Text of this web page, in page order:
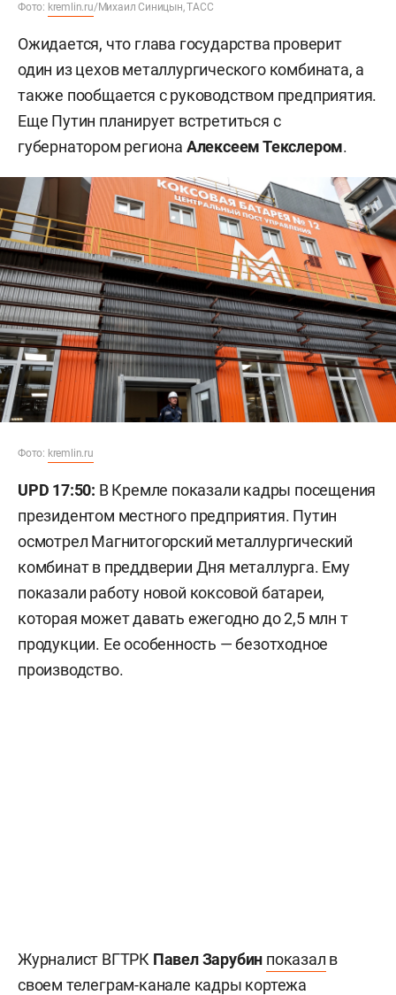
Фото: kremlin.ru/Михаил Синицын, ТАСС
Ожидается, что глава государства проверит
один из цехов металлургического комбината, а
также пообщается с руководством предприятия.
Еще Путин планирует встретиться с
губернатором региона Алексеем Текслером.
Фото: kremlin.ru
UPD 17:50: В Кремле показали кадры посещения
президентом местного предприятия. Путин
осмотрел Магнитогорский металлургический
комбинат в преддверии Дня металлурга. Ему
показали работу новой коксовой батареи,
которая может давать ежегодно до 2,5 млн т
продукции. Ее особенность — безотходное
производство.
Журналист ВГТРК Павел Зарубин показал в
своем телеграм-канале кадры кортежа